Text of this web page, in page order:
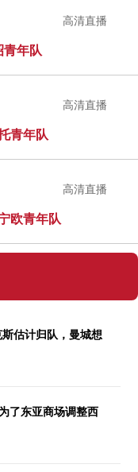
青年队
高清直播
青年队
高清直播
欧青年队
高清直播
估计归队，曼城想
了东亚商场调整西